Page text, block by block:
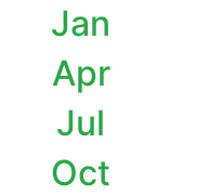
Jan
Apr
Jul
Oct